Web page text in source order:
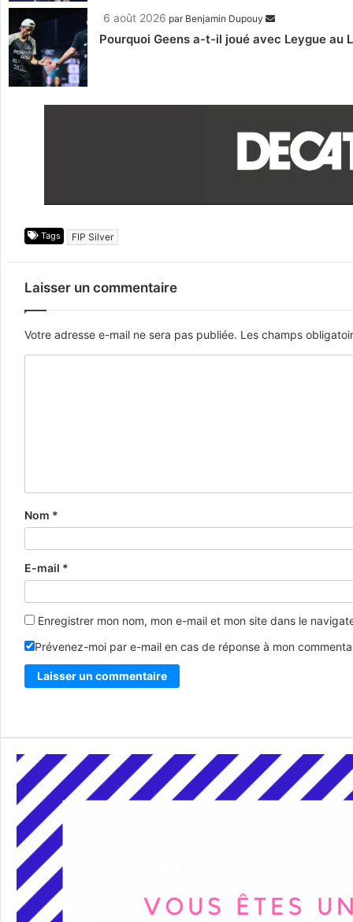
6 août 2026 par Benjamin Dupouy
Pourquoi Geens a-t-il joué avec Leygue au
Tags FIP Silver
Laisser un commentaire
Votre adresse e-mail ne sera pas publiée. Les champs
Nom *
E-mail *
Enregistrer mon nom, mon e-mail et mon site dans le
Prévenez-moi par e-mail en cas de réponse à mon